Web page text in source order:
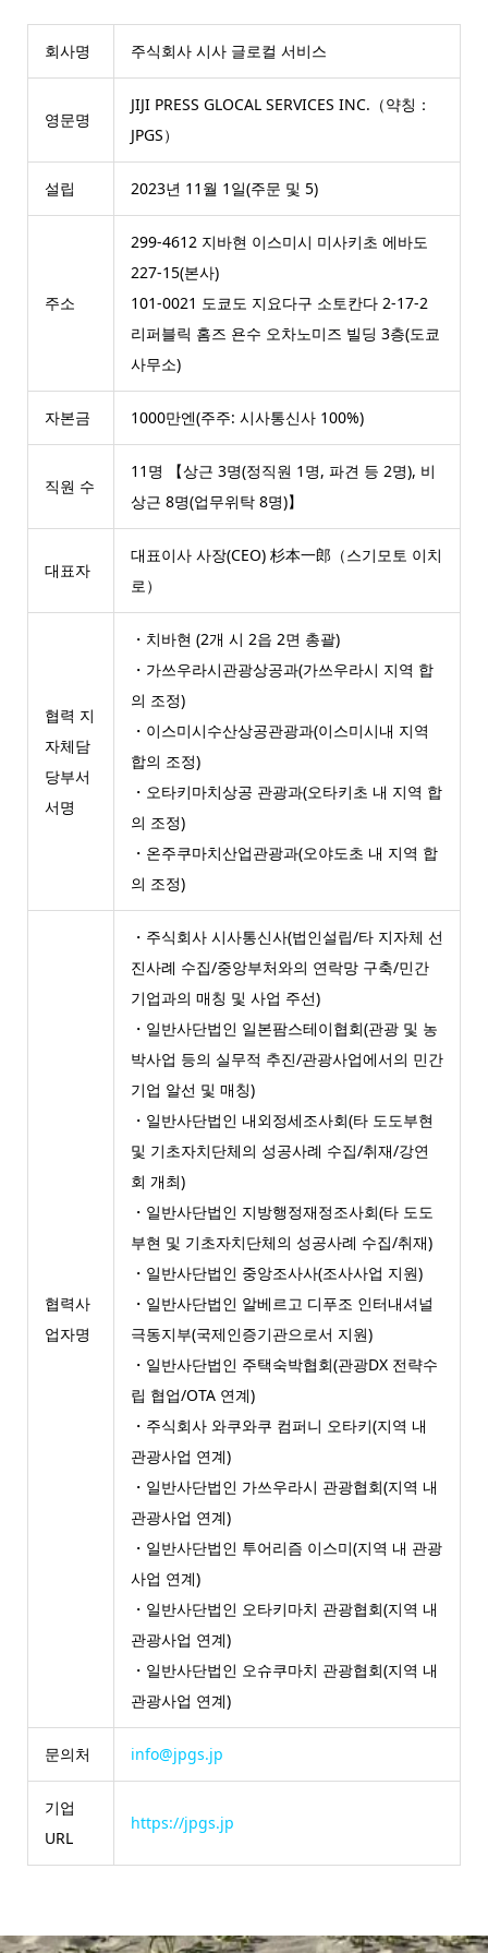
회사명 주식회사 시사 글로컬 서비스
영문명
JIJI PRESS GLOCAL SERVICES INC.（약칭：
JPGS）
설립 2023년 11월 1일(주문 및 5)
주소
299-4612 지바현 이스미시 미사키초 에바도
227-15(본사)
101-0021 도쿄도 지요다구 소토칸다 2-17-2
리퍼블릭 홈즈 욘수 오차노미즈 빌딩 3층(도쿄
사무소)
자본금 1000만엔(주주: 시사통신사 100%)
직원 수
11명 【상근 3명(정직원 1명, 파견 등 2명), 비
상근 8명(업무위탁 8명)】
대표자
대표이사 사장(CEO) 杉本一郎（스기모토 이치
로）
협력 지
자체담
당부서
서명
・치바현 (2개 시 2읍 2면 총괄)
・가쓰우라시관광상공과(가쓰우라시 지역 합
의 조정)
・이스미시수산상공관광과(이스미시내 지역
합의 조정)
・오타키마치상공 관광과(오타키초 내 지역 합
의 조정)
・온주쿠마치산업관광과(오야도초 내 지역 합
의 조정)
협력사
업자명
・주식회사 시사통신사(법인설립/타 지자체 선
진사례 수집/중앙부처와의 연락망 구축/민간
기업과의 매칭 및 사업 주선)
・일반사단법인 일본팜스테이협회(관광 및 농
박사업 등의 실무적 추진/관광사업에서의 민간
기업 알선 및 매칭)
・일반사단법인 내외정세조사회(타 도도부현
및 기초자치단체의 성공사례 수집/취재/강연
회 개최)
・일반사단법인 지방행정재정조사회(타 도도
부현 및 기초자치단체의 성공사례 수집/취재)
・일반사단법인 중앙조사사(조사사업 지원)
・일반사단법인 알베르고 디푸조 인터내셔널
극동지부(국제인증기관으로서 지원)
・일반사단법인 주택숙박협회(관광DX 전략수
립 협업/OTA 연계)
・주식회사 와쿠와쿠 컴퍼니 오타키(지역 내
관광사업 연계)
・일반사단법인 가쓰우라시 관광협회(지역 내
관광사업 연계)
・일반사단법인 투어리즘 이스미(지역 내 관광
사업 연계)
・일반사단법인 오타키마치 관광협회(지역 내
관광사업 연계)
・일반사단법인 오슈쿠마치 관광협회(지역 내
관광사업 연계)
문의처 info@jpgs.jp
기업
URL
https://jpgs.jp